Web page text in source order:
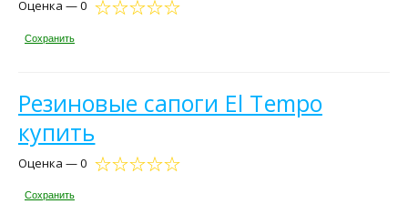
Оценка — 0
Сохранить
Резиновые сапоги El Tempo
купить
Оценка — 0
Сохранить